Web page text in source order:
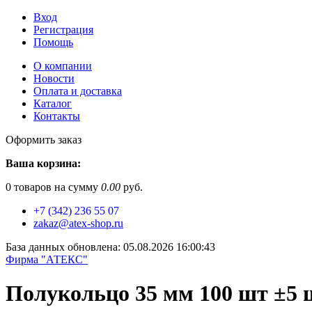
Вход
Регистрация
Помощь
О компании
Новости
Оплата и доставка
Каталог
Контакты
Оформить заказ
Ваша корзина:
0 товаров на сумму 0.00 руб.
+7 (342) 236 55 07
zakaz@atex-shop.ru
База данных обновлена: 05.08.2026 16:00:43
Фирма "АТЕКС"
Полукольцо 35 мм 100 шт ±5